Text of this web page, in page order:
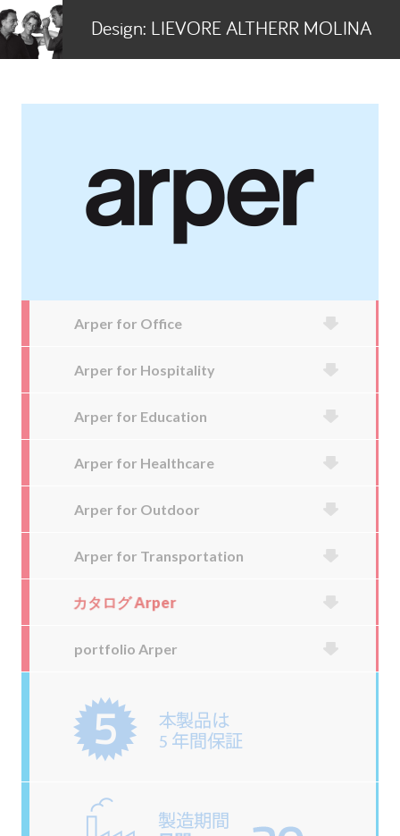
Design: LIEVORE ALTHERR MOLINA
Arper for Office
Arper for Hospitality
Arper for Education
Arper for Healthcare
Arper for Outdoor
Arper for Transportation
カタログ Arper
portfolio Arper